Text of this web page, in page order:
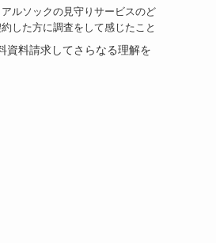
ルソックの見守りサービスのど
した方に調査をして感じたこと
資料請求してさらなる理解を